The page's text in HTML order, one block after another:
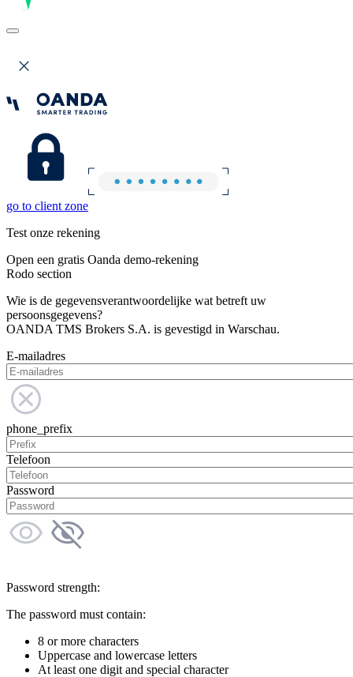
go to client zone
Test onze rekening
Open een gratis Oanda demo-rekening
Rodo section
Wie is de gegevensverantwoordelijke wat betreft uw
persoonsgegevens?
OANDA TMS Brokers S.A. is gevestigd in Warschau.
E-mailadres
phone_prefix
Telefoon
Password
Password strength:
The password must contain:
8 or more characters
Uppercase and lowercase letters
At least one digit and special character